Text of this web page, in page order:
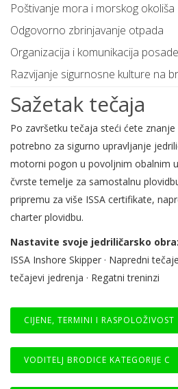
Poštivanje mora i morskog okoliša
Odgovorno zbrinjavanje otpada
Organizacija i komunikacija posade
Razvijanje sigurnosne kulture na
Sažetak tečaja
Po završetku tečaja steći ćete
potrebno za sigurno upravljanje
motorni pogon u povoljnim obalnim
čvrste temelje za samostalnu
pripremu za više ISSA certifikate,
charter plovidbu.
Nastavite svoje jedriličarsko
ISSA Inshore Skipper · Napredni
tečajevi jedrenja · Regatni treninzi
CIJENE, TERMINI I RASPOLOŽIVOST
VODITELJ BRODICE KATEGORIJE C